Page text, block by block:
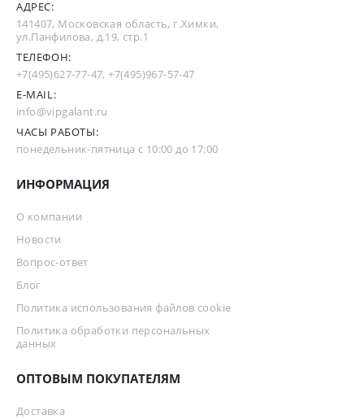
АДРЕС:
141407, Московская область, г.Химки,
ул.Панфилова, д.19, стр.1
ТЕЛЕФОН:
+7(495)627-77-47,+7(495)967-57-47
E-MAIL:
info@vipgalant.ru
ЧАСЫ РАБОТЫ:
понедельник-пятница с 10:00 до 17:00
ИНФОРМАЦИЯ
О компании
Новости
Вопрос-ответ
Блог
Политика использования файлов cookie
Политика обработки персональных
данных
ОПТОВЫМ ПОКУПАТЕЛЯМ
Доставка